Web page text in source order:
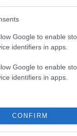
Google to enable
identifiers in apps.
Google to enable
identifiers in apps.
CONFIRM